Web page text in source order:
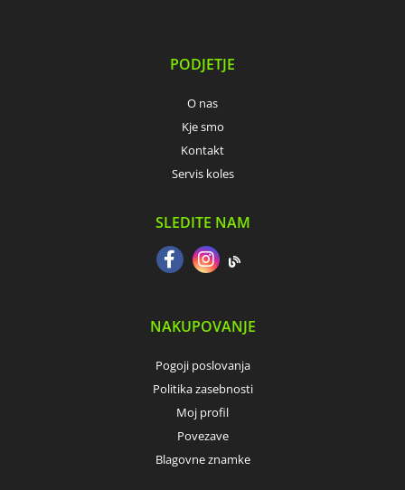
PODJETJE
O nas
Kje smo
Kontakt
Servis koles
SLEDITE NAM
NAKUPOVANJE
Pogoji poslovanja
Politika zasebnosti
Moj profil
Povezave
Blagovne znamke